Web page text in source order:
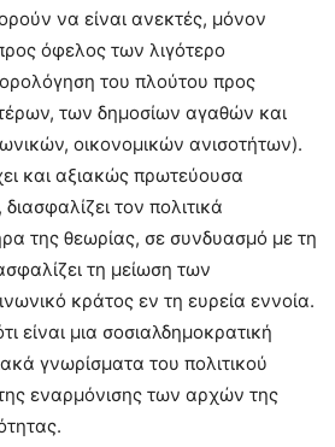
να είναι ανεκτές, μόνον
όφελος των λιγότερο
του πλούτου προς
των δημοσίων αγαθών και
οικονομικών ανισοτήτων).
και αξιακώς πρωτεύουσα
τον πολιτικά
της θεωρίας, σε συνδυασμό με τη
τη μείωση των
κράτος εν τη ευρεία εννοία.
είναι μια σοσιαλδημοκρατική
γνωρίσματα του πολιτικού
εναρμόνισης των αρχών της